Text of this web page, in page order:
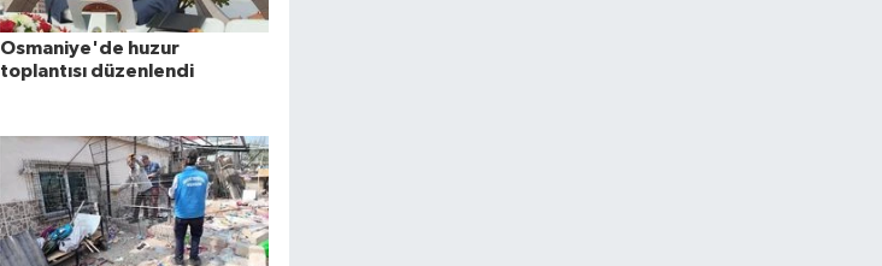
Osmaniye'de huzur
toplantısı düzenlendi